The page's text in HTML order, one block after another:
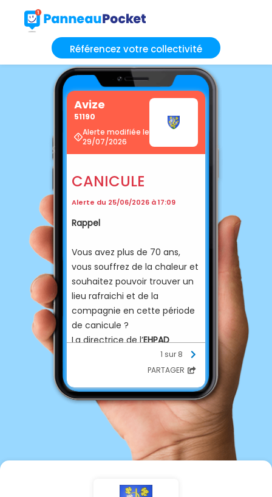
Référencez votre collectivité
Avize
51190
Alerte modifiée le
29/07/2026
CANICULE
Alerte du 25/06/2026 à 17:09
Rappel
Vous avez plus de 70 ans,
vous souffrez de la chaleur et
souhaitez pouvoir trouver un
lieu rafraichi et de la
compagnie en cette période
de canicule ?
La directrice de l’EHPAD
d’Avize se propose de vous
accueillir de 14H à 18H.
Il vous suffit d’appeler avant
12H la mairie d’Avize (03 26 57
54 43) ou directement
l'EHPAD (03 26 58 74 00) pour
prévenir de votre arrivée et
à prendre sur place, yaourt,
1 sur 8
PARTAGER